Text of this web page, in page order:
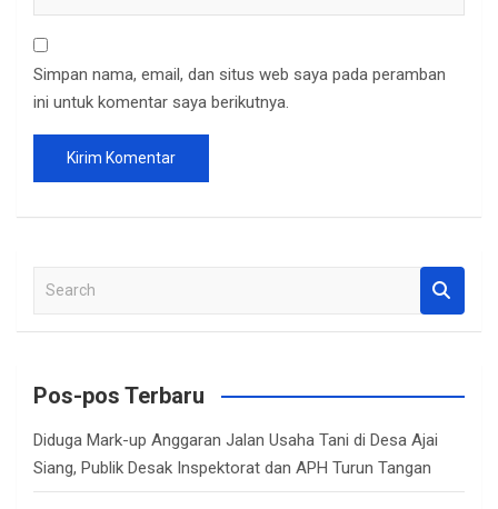
Simpan nama, email, dan situs web saya pada peramban
ini untuk komentar saya berikutnya.
a
c
Pos-pos Terbaru
Diduga Mark-up Anggaran Jalan Usaha Tani di Desa Ajai
Siang, Publik Desak Inspektorat dan APH Turun Tangan